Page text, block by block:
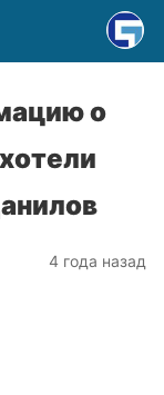
о
4 года назад